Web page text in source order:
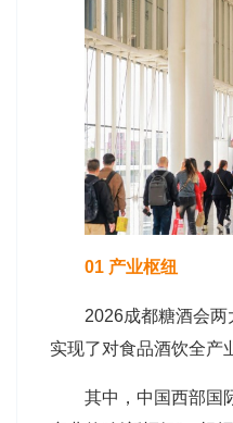
01 产业枢纽
2026成都糖酒会两
实现了对食品酒饮全产
其中，中国西部国